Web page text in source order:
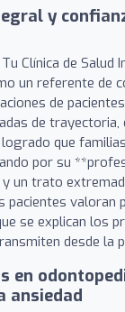
y
Clínica de Salud
un referente de
de
de trayectoria,
que
por su
un trato
pacientes valoran
se explican los
desde la
en
ansiedad